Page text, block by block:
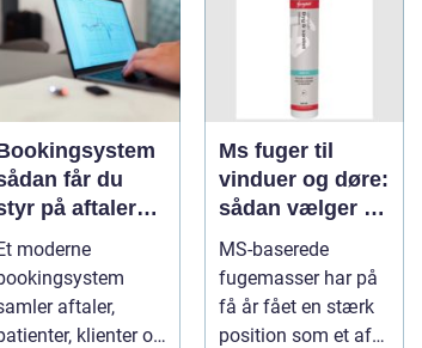
får du
på aftaler
moderne
aftaler,
klienter og
Ms fuger til
vinduer og døre:
sådan vælger og
bruger du dem
rigtigt
MS-baserede
fugemasser har på
få år fået en stærk
position som et af